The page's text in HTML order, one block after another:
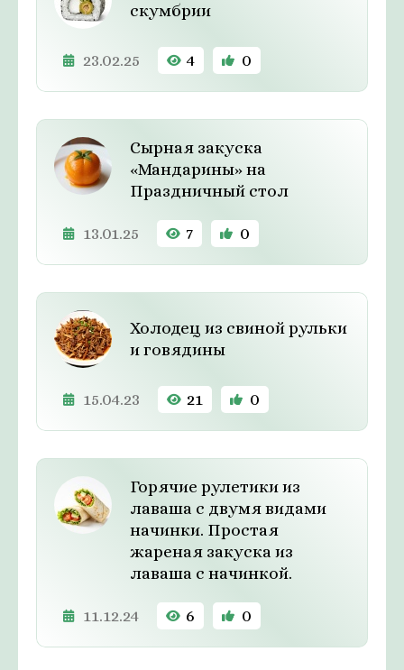
скумбрии
23.02.25 4 0
Сырная закуска
«Мандарины» на
Праздничный стол
13.01.25 7 0
Холодец из свиной рульки
и говядины
15.04.23 21 0
Горячие рулетики из
лаваша с двумя видами
начинки. Простая
жареная закуска из
лаваша с начинкой.
11.12.24 6 0